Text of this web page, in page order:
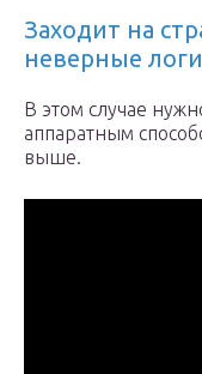
Заходит на
неверные
В этом случае
аппаратным
выше.